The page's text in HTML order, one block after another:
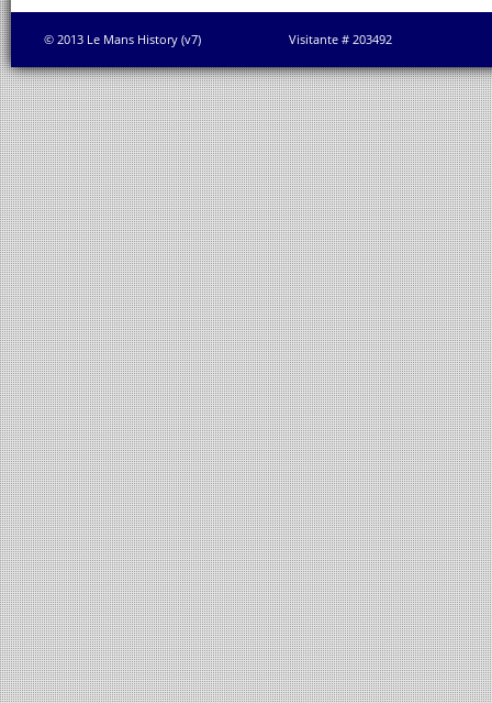
© 2013 Le Mans History (v7) Visitante # 203492